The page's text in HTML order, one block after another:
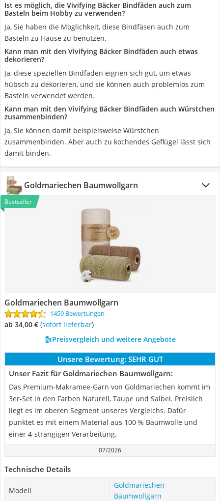
Ist es möglich, die Vivifying Bäcker Bindfäden auch zum
Basteln beim Hobby zu verwenden?
Ja, Sie haben die Möglichkeit, diese Bindfäsen auch zum
Basteln zu Hause zu benutzen.
Kann man mit den Vivifying Bäcker Bindfäden auch etwas
dekorieren?
Ja, diese speziellen Bindfäden eignen sich gut, um etwas
hübsch zu dekorieren, und sie können auch problemlos zum
Basteln verwendet werden.
Kann man mit den Vivifying Bäcker Bindfäden auch Würstchen
zusammenbinden?
Ja, Sie können damit beispielsweise Würstchen
zusammenbinden. Aber auch zu kochendes Geflügel lässt sich
damit binden.
Goldmariechen Baumwollgarn
Bestseller
Goldmariechen Baumwollgarn
1459 Bewertungen
ab 34,00 € ( Sofort lieferbar)
Preisvergleich und weitere Angebote
Unsere Bewertung: SEHR GUT
Unser Fazit für Goldmariechen Baumwollgarn:
Das Premium-Makramee-Garn von Goldmariechen kommt im
3er-Set in den Farben Naturell, Taupe und Salbei. Preislich
liegt es im oberen Segment unseres Vergleichs. Dafür
punktet es mit einem Material aus 100 % Baumwolle und
einer 4-strängigen Verarbeitung.
07/2026
Technische Details
Modell
Goldmariechen
Baumwollgarn